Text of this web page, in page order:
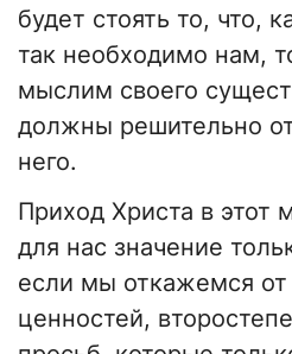
будет стоять то, что,
так необходимо нам,
мыслим своего
должны решительно
него.
Приход Христа в этот
для нас значение
если мы откажемся
ценностей,